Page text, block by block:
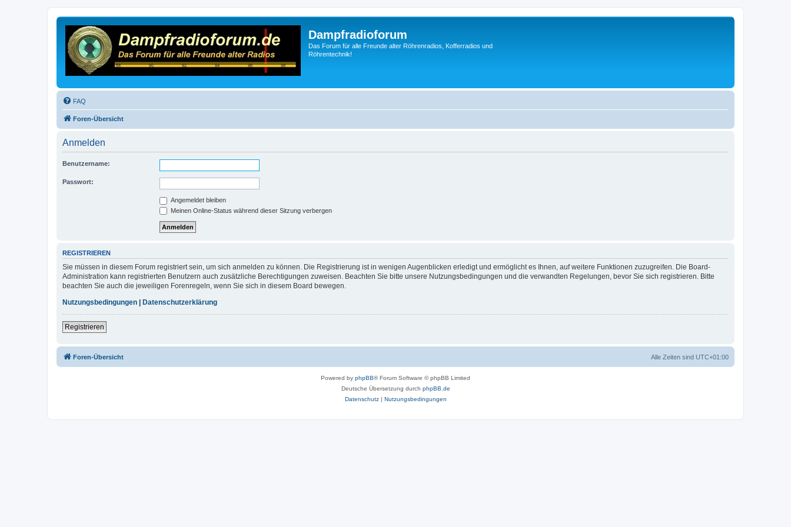
Dampfradioforum
Das Forum für alle Freunde alter Röhrenradios, Kofferradios und
Röhrentechnik!
FAQ
Foren-Übersicht
Anmelden
Benutzername:
Passwort:
Angemeldet bleiben
Meinen Online-Status während dieser Sitzung verbergen
REGISTRIEREN
Sie müssen in diesem Forum registriert sein, um sich anmelden zu können. Die Registrierung ist in wenigen Augenblicken erledigt und ermöglicht es Ihnen, auf weitere Funktionen zuzugreifen. Die Board-
Administration kann registrierten Benutzern auch zusätzliche Berechtigungen zuweisen. Beachten Sie bitte unsere Nutzungsbedingungen und die verwandten Regelungen, bevor Sie sich registrieren. Bitte
beachten Sie auch die jeweiligen Forenregeln, wenn Sie sich in diesem Board bewegen.
Nutzungsbedingungen | Datenschutzerklärung
Registrieren
Foren-Übersicht Alle Zeiten sind UTC+01:00
Powered by phpBB® Forum Software © phpBB Limited
Deutsche Übersetzung durch phpBB.de
Datenschutz| Nutzungsbedingungen